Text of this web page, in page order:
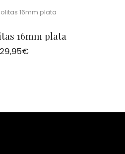
16mm plata
29,95€